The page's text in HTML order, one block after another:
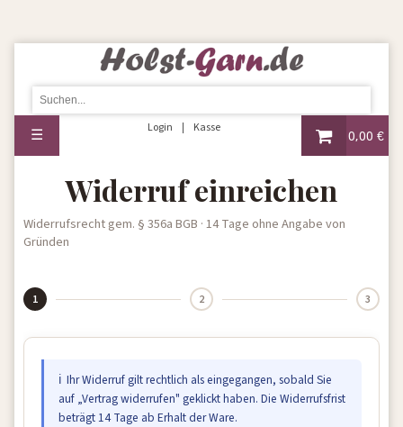
0,00 €
Login Kasse
☰
Widerruf einreichen
Widerrufsrecht gem. § 356a BGB · 14 Tage ohne Angabe von
Gründen
1 2 3
ℹ Ihr Widerruf gilt rechtlich als eingegangen, sobald Sie
auf „Vertrag widerrufen" geklickt haben. Die Widerrufsfrist
beträgt 14 Tage ab Erhalt der Ware.